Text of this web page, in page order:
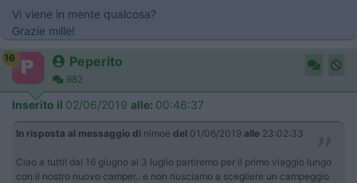
Vi viene in mente qualcosa?
Grazie mille!
16 Peperito
982
Inserito il 02/06/2019 alle: 00:46:37
In risposta al messaggio di nimoe del 01/06/2019 alle 23:02:33
Ciao a tutti! dal 16 giugno al 3 luglio partiremo per il primo viaggio lungo
con il nostro nuovo camper.. e non riusciamo a scegliere un campeggio